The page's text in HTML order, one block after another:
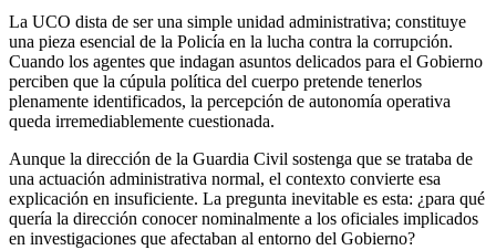
La UCO dista de ser una simple unidad administrativa; constituye
una pieza esencial de la Policía en la lucha contra la corrupción.
Cuando los agentes que indagan asuntos delicados para el Gobierno
perciben que la cúpula política del cuerpo pretende tenerlos
plenamente identificados, la percepción de autonomía operativa
queda irremediablemente cuestionada.
Aunque la dirección de la Guardia Civil sostenga que se trataba de
una actuación administrativa normal, el contexto convierte esa
explicación en insuficiente. La pregunta inevitable es esta: ¿para qué
quería la dirección conocer nominalmente a los oficiales implicados
en investigaciones que afectaban al entorno del Gobierno?